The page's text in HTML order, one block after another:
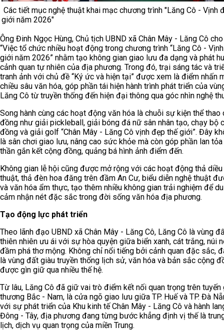
Các tiết mục nghệ thuật khai mạc chương trình "Lăng Cô - Vịnh
giới năm 2026"
Ông Đinh Ngọc Hùng, Chủ tịch UBND xã Chân Mây - Lăng Cô
“Việc tổ chức nhiều hoạt động trong chương trình “Lăng Cô -
giới năm 2026” nhằm tạo không gian giao lưu đa dạng và phát
cảnh quan tự nhiên của địa phương. Trong đó, trại sáng tác và
tranh ảnh với chủ đề “Ký ức và hiện tại” được xem là điểm nhấn
chiều sâu văn hóa, góp phần tái hiện hành trình phát triển của
Lăng Cô từ truyền thống đến hiện đại thông qua góc nhìn nghệ
Song hành cùng các hoạt động văn hóa là chuỗi sự kiện thể thao
đồng như giải pickleball, giải bóng đá nữ sân nhân tạo, chạy bộ
đồng và giải golf “Chân Mây - Lăng Cô vịnh đẹp thế giới”. Đây
là sân chơi giao lưu, nâng cao sức khỏe mà còn góp phần lan
thần gắn kết cộng đồng, quảng bá hình ảnh điểm đến.
Không gian lễ hội cũng được mở rộng với các hoạt động thả diều
thuật, thả đèn hoa đăng trên đầm An Cư, biểu diễn nghệ thuật
và văn hóa ẩm thực, tạo thêm nhiều không gian trải nghiệm để
cảm nhận nét đặc sắc trong đời sống văn hóa địa phương.
Tạo động lực phát triển
Theo lãnh đạo UBND xã Chân Mây - Lăng Cô, Lăng Cô là vùng
thiên nhiên ưu ái với sự hòa quyện giữa biển xanh, cát trắng, núi
đầm phá thơ mộng. Không chỉ nổi tiếng bởi cảnh quan đặc sắc,
là vùng đất giàu truyền thống lịch sử, văn hóa và bản sắc cộng
được gìn giữ qua nhiều thế hệ.
Từ lâu, Lăng Cô đã giữ vai trò điểm kết nối quan trọng trên tuyến
thương Bắc - Nam, là cửa ngõ giao lưu giữa TP. Huế và TP. Đà
với sự phát triển của Khu kinh tế Chân Mây - Lăng Cô và hành
Đông - Tây, địa phương đang từng bước khẳng định vị thế là
lịch, dịch vụ quan trọng của miền Trung.